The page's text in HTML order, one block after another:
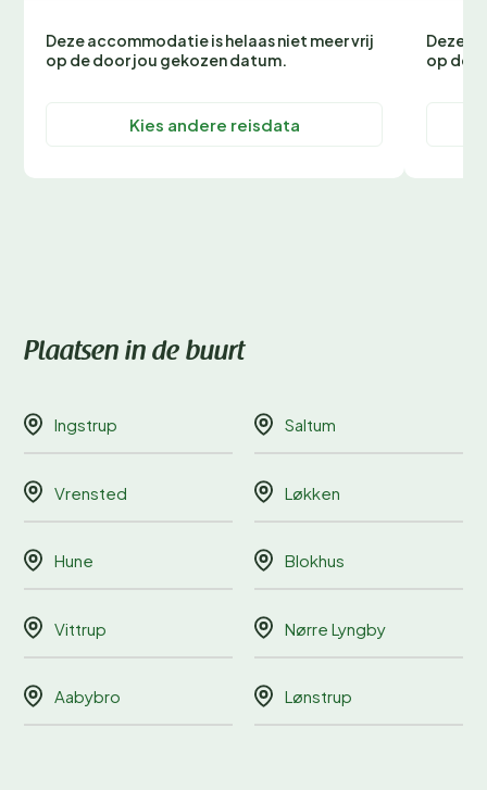
Deze accommodatie is helaas niet meer vrij
op de door jou gekozen datum.
Kies andere reisdata
Deze
op de
Plaatsen in de buurt
Ingstrup Saltum
Vrensted Løkken
Hune Blokhus
Vittrup Nørre Lyngby
Aabybro Lønstrup